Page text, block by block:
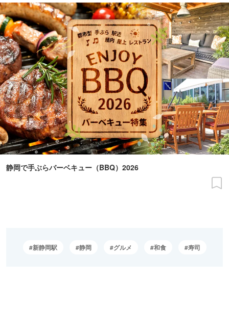
静岡で手ぶらバーベキュー（BBQ）2026
新静岡駅 静岡 グルメ 和食 寿司